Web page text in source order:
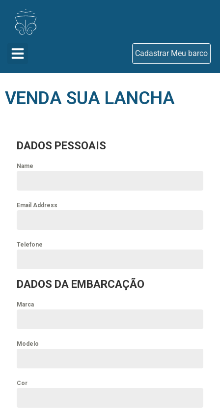
Cadastrar Meu barco
VENDA SUA LANCHA
DADOS PESSOAIS
Name
Email Address
Telefone
DADOS DA EMBARCAÇÃO
Marca
Modelo
Cor